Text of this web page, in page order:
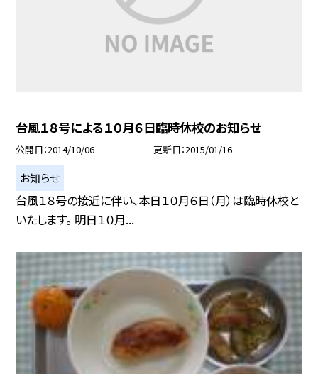
台風１８号による１０月６日臨時休校のお知らせ
公開日 2014/10/06 更新日 2015/01/16
お知らせ
台風１８号の接近に伴い、本日１０月６日（月）は臨時休校と
いたします。 明日１０月...